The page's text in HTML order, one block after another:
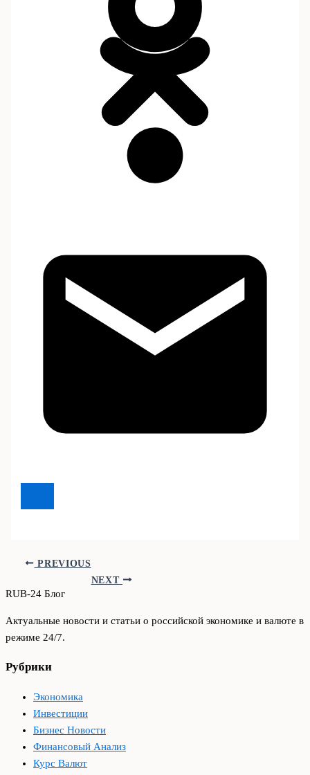
PREVIOUS
NEXT
RUB-24 Блог
Актуальные новости и статьи о российской экономике и валюте в
режиме 24/7.
Рубрики
Экономика
Инвестиции
Бизнес Новости
Финансовый Анализ
Курс Валют